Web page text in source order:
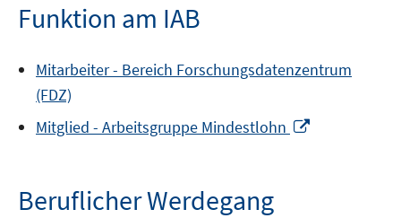
Funktion am IAB
Mitarbeiter - Bereich Forschungsdatenzentrum
(FDZ)
Mitglied - Arbeitsgruppe Mindestlohn
Beruflicher Werdegang